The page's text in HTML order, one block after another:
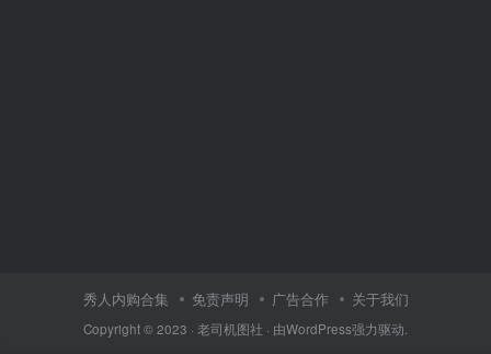
秀人内购合集 免责声明 广告合作 关于我们
Copyright © 2023 · 老司机图社 · 由WordPress强力驱动.